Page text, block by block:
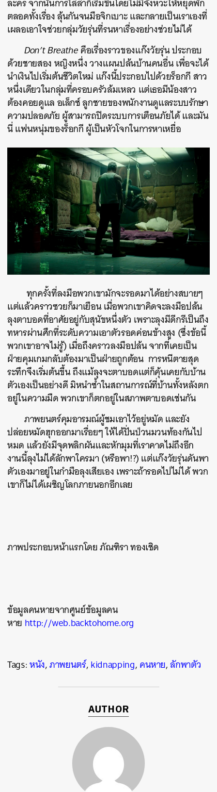
ละคร จากนั้นการไล่ล่าก็เริ่มขึ้นโดยไม่มีจังหวะให้หยุดพัก
ตลอดทั้งเรื่อง ลุ้นกันจนมือจิกเบาะ และกลายเป็นเราเองที่
เผลอเอาใจช่วยกลุ่มวัยรุ่นที่รนหาเรื่องอย่างช่วยไม่ได้
Don’t Breatheคือเรื่องราวของแก๊งวัยรุ่น ประกอบ
ด้วยชายสอง หญิงหนึ่ง วางแผนปล้นบ้านคนอื่น เพื่อจะได้
นำเงินไปเริ่มต้นชีวิตใหม่ แก๊งนี้ประกอบไปด้วยร็อกกี สาว
หนึ่งเดียวในกลุ่มที่ครอบครัวล้มเหลว แต่เธอมีน้องสาว
ต้องคอยดูแล อเล็กซ์ ลูกชายของพนักงานดูแลระบบรักษา
ความปลอดภัย ผู้สามารถปิดระบบการเตือนภัยได้ และมัน
นี่ แฟนหนุ่มของร็อกกี ผู้เป็นหัวโจกในการหาเหยื่อ
ทุกครั้งที่ลงมือพวกเขามักจะรอดมาได้อย่างสบายๆ
แต่แล้วคราวซวยก็มาเยือน เมื่อพวกเขาคิดจะลงมือปล้น
ลุงตาบอดที่อาศัยอยู่กับสุนัขหนึ่งตัว เพราะลุงมีดีกรีเป็นถึง
ทหารผ่านศึกที่ระดับความเอาตัวรอดค่อนข้างสูง (ซึ่งข้อนี้
พวกเขาอาจไม่รู้) เมื่อถึงคราวลงมือปล้น จากที่เคยเป็น
ฝ่ายคุมเกมกลับต้องมาเป็นฝ่ายถูกต้อน การหนีตายสุด
ระทึกจึงเริ่มต้นขึ้น ถึงแม้ลุงจะตาบอดแต่ก็คุ้นเคยกับบ้าน
ตัวเองเป็นอย่างดี มิหนำซ้ำในสถานการณ์ที่บ้านทั้งหลังตก
อยู่ในความมืด พวกเขาก็ตกอยู่ในสภาพตาบอดเช่นกัน
ภาพยนตร์คุมอารมณ์ผู้ชมเอาไว้อยู่หมัด และยัง
ปล่อยหมัดฮุกออกมาเรื่อยๆ ให้ได้ปั่นป่วนมวนท้องกันไป
หมด แล้วยังมีจุดพลิกผันและหักมุมที่เราคาดไม่ถึงอีก
งานนี้ลุงไม่ได้ลักพาใครมา (หรือพา!?) แต่แก๊งวัยรุ่นดันพา
ตัวเองมาอยู่ในกำมือลุงเสียเอง เพราะถ้ารอดไปไม่ได้ พวก
เขาก็ไม่ได้เผชิญโลกภายนอกอีกเลย
ภาพประกอบหน้าแรกโดย ภัณฑิรา ทองเชิด
ข้อมูลคนหายจากศูนย์ข้อมูลคน
หาย http://web.backtohome.org
Tags:หนัง,ภาพยนตร์,kidnapping,คนหาย,ลักพาตัว
AUTHOR